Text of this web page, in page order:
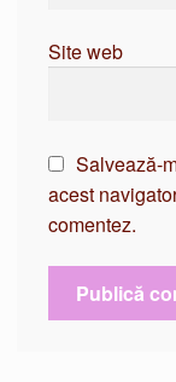
Site web
Salvează-
acest
comentez.